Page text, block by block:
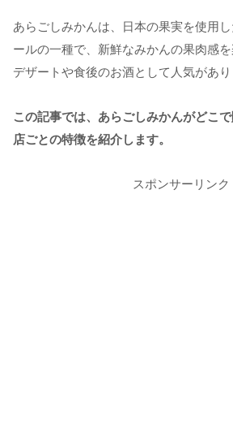
あらごしみかんは、日本の果実を使用
ールの一種で、新鮮なみかんの果肉感
デザートや食後のお酒として人気があり
この記事では、あらごしみかんがどこ
店ごとの特徴を紹介します。
スポンサーリンク